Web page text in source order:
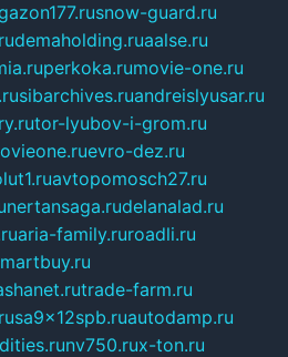
snow-guard.ru
demaholding.ruaalse.ru
perkoka.rumovie-one.ru
sibarchives.ruandreislyusar.ru
tor-lyubov-i-grom.ru
evro-dez.ru
avtopomosch27.ru
nertansaga.rudelanalad.ru
aria-family.ruroadli.ru
trade-farm.ru
autodamp.ru
nv750.rux-ton.ru